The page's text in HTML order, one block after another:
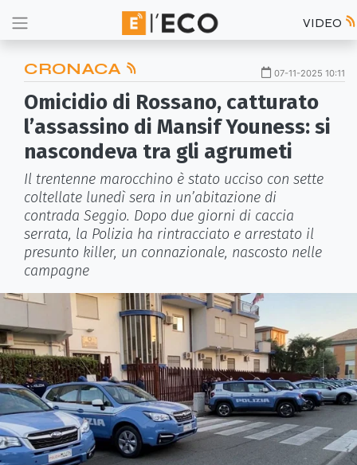
VIDEO
CRONACA 07-11-2025 10:11
Omicidio di Rossano, catturato
l’assassino di Mansif Youness: si
nascondeva tra gli agrumeti
Il trentenne marocchino è stato ucciso con sette
coltellate lunedì sera in un’abitazione di
contrada Seggio. Dopo due giorni di caccia
serrata, la Polizia ha rintracciato e arrestato il
presunto killer, un connazionale, nascosto nelle
campagne